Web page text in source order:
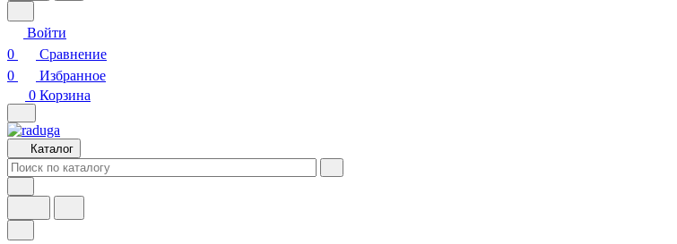
Войти
0
Сравнение
0
Избранное
0 Корзина
Каталог